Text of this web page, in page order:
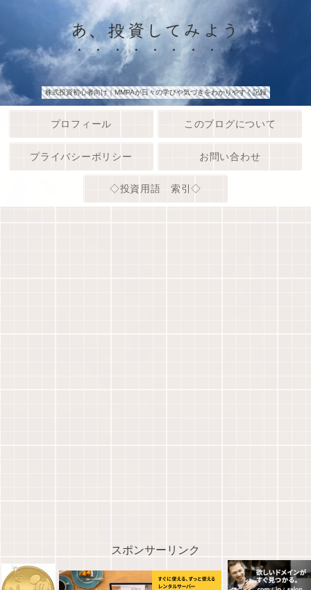
あ、投資してみよう
株式投資初心者向け｜MMPAが日々の学びや気づきをわかりやすく記録
プロフィール このブログについて
プライバシーポリシー お問い合わせ
◇投資用語 索引◇
スポンサーリンク